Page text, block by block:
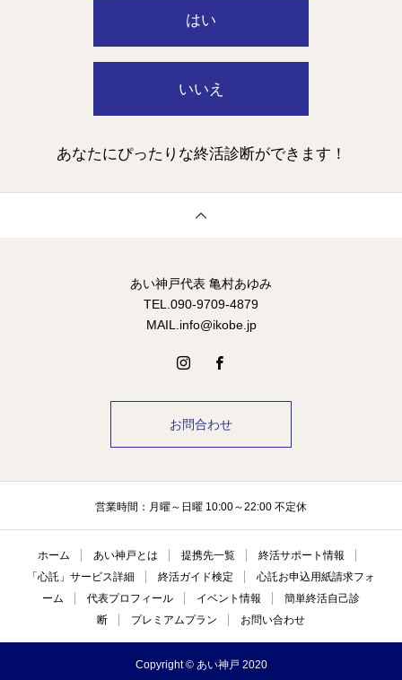
はい
いいえ
あなたにぴったりな終活診断ができます！
あい神戸代表 亀村あゆみ
TEL.090-9709-4879
MAIL.info@ikobe.jp
お問合わせ
営業時間：月曜～日曜 10:00～22:00 不定休
ホーム あい神戸とは 提携先一覧
終活サポート情報
「心託」サービス詳細
終活ガイド検定
心託お申込用紙請求フォ
ーム
代表プロフィール イベント情報
簡単終活自己診
断
プレミアムプラン お問い合わせ
Copyright © あい神戸 2020